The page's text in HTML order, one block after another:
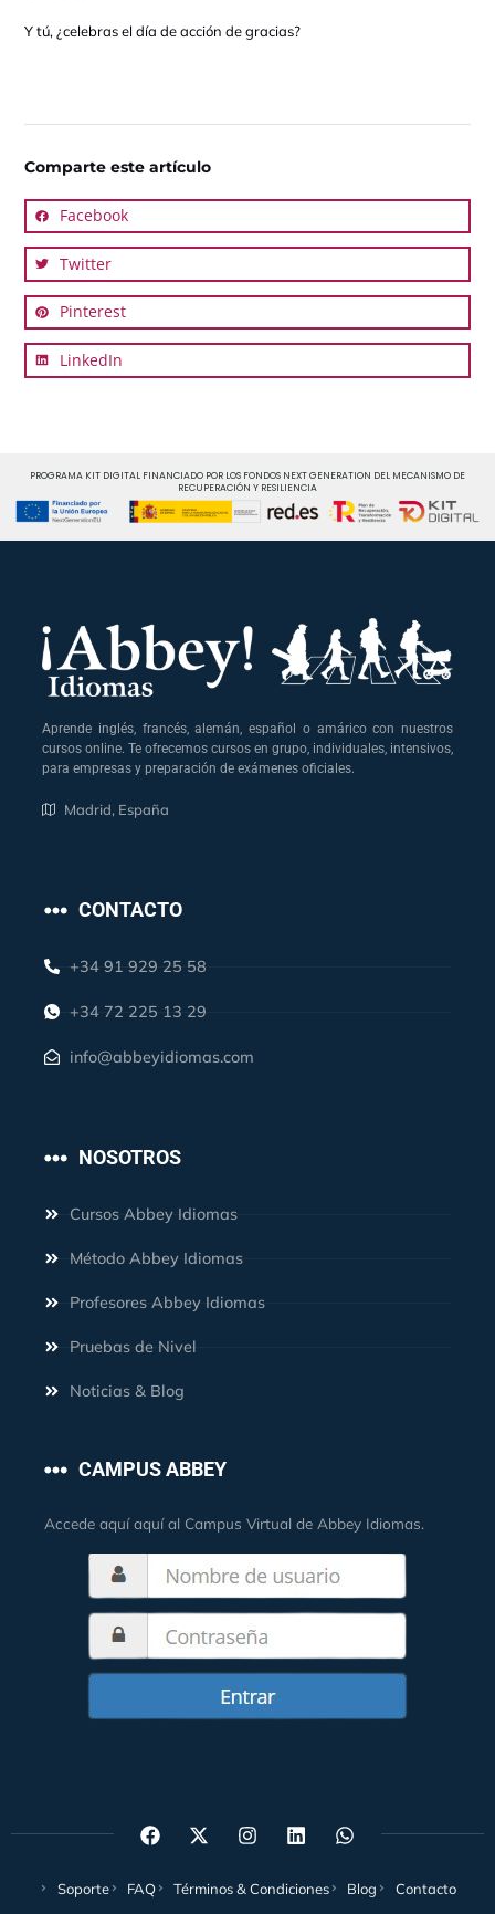
Y tú, ¿celebras el día de acción de gracias?
Comparte este artículo
Facebook
Twitter
Pinterest
LinkedIn
PROGRAMA KIT DIGITAL FINANCIADO POR LOS FONDOS NEXT GENERATION DEL MECANISMO DE
RECUPERACIÓN Y RESILIENCIA
Aprende inglés, francés, alemán, español o amárico con nuestros
cursos online. Te ofrecemos cursos en grupo, individuales, intensivos,
para empresas y preparación de exámenes oficiales.
Madrid, España
CONTACTO
+34 91 929 25 58
+34 72 225 13 29
info@abbeyidiomas.com
NOSOTROS
Cursos Abbey Idiomas
Método Abbey Idiomas
Profesores Abbey Idiomas
Pruebas de Nivel
Noticias & Blog
CAMPUS ABBEY
Accede aquí aquí al Campus Virtual de Abbey Idiomas.
Soporte FAQ Términos & Condiciones Blog Contacto